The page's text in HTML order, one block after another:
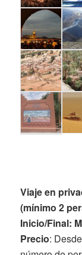
Viaje en
(mínimo 2
Inicio/Final:
Precio: